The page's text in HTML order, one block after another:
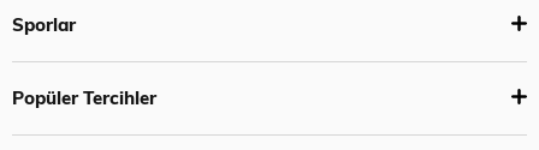
Sporlar
Popüler Tercihler